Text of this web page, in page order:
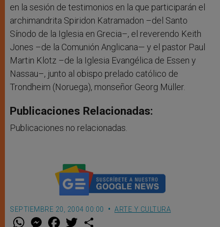
en la sesión de testimonios en la que participarán el
archimandrita Spiridon Katramadon –del Santo
Sínodo de la Iglesia en Grecia–, el reverendo Keith
Jones –de la Comunión Anglicana— y el pastor Paul
Martin Klotz –de la Iglesia Evangélica de Essen y
Nassau–, junto al obispo prelado católico de
Trondheim (Noruega), monseñor Georg Müller.
Publicaciones Relacionadas:
Publicaciones no relacionadas.
SEPTIEMBRE 20, 2004 00:00 ARTE Y CULTURA
W M F